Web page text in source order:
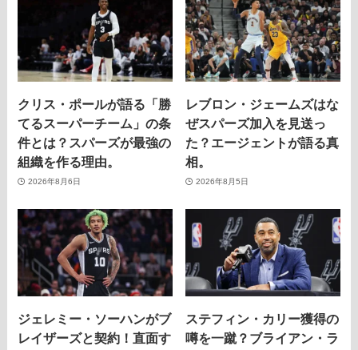
クリス・ポールが語る「勝
てるスーパーチーム」の条
件とは？スパーズが最強の
組織を作る理由。
2026年8月6日
レブロン・ジェームズはな
ぜスパーズ加入を見送っ
た？エージェントが語る真
相。
2026年8月5日
ジェレミー・ソーハンがブ
レイザーズと契約！直面す
ステフィン・カリー獲得の
噂を一蹴？ブライアン・ラ